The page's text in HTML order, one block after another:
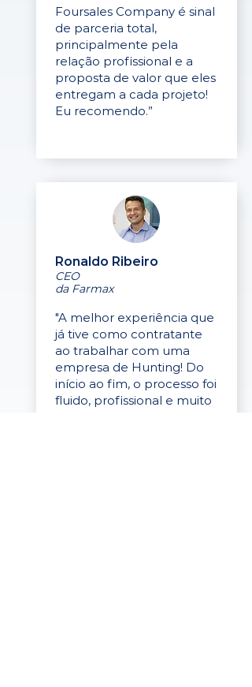
Foursales Company é sinal
de parceria total,
principalmente pela
relação profissional e a
proposta de valor que eles
entregam a cada projeto!
Eu recomendo.”
Ronaldo Ribeiro
CEO
da Farmax
"A melhor experiência que
já tive como contratante
ao trabalhar com uma
empresa de Hunting! Do
início ao fim, o processo foi
fluido, profissional e muito